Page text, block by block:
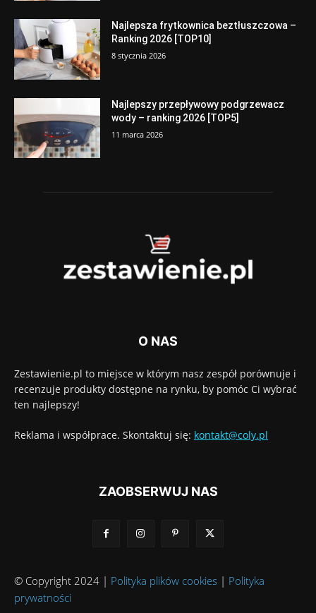
Najlepsza frytkownica beztłuszczowa –
Ranking 2026 [TOP10]
8 stycznia 2026
Najlepszy przepływowy podgrzewacz
wody – ranking 2026 [TOP5]
11 marca 2026
O NAS
Zestawienie.pl to miejsce w którym nasz zespół porównuje i
recenzuje produkty dostępne na rynku, by pomóc Ci wybrać
ten najlepszy!
Reklama i współprace. Skontaktuj się: kontakt@coly.pl
ZAOBSERWUJ NAS
© Copyright 2024 | Polityka plików cookies | Polityka
prywatności